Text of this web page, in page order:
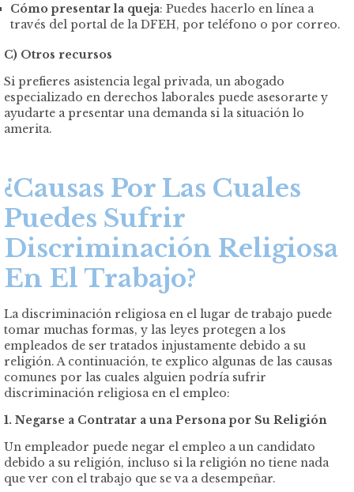
Cómo presentar la queja: Puedes hacerlo en línea a
través del portal de la DFEH, por teléfono o por correo.
C) Otros recursos
Si prefieres asistencia legal privada, un abogado
especializado en derechos laborales puede asesorarte y
ayudarte a presentar una demanda si la situación lo
amerita.
¿Causas Por Las Cuales
Puedes Sufrir
Discriminación Religiosa
En El Trabajo?
La discriminación religiosa en el lugar de trabajo puede
tomar muchas formas, y las leyes protegen a los
empleados de ser tratados injustamente debido a su
religión. A continuación, te explico algunas de las causas
comunes por las cuales alguien podría sufrir
discriminación religiosa en el empleo:
1. Negarse a Contratar a una Persona por Su Religión
Un empleador puede negar el empleo a un candidato
debido a su religión, incluso si la religión no tiene nada
que ver con el trabajo que se va a desempeñar.